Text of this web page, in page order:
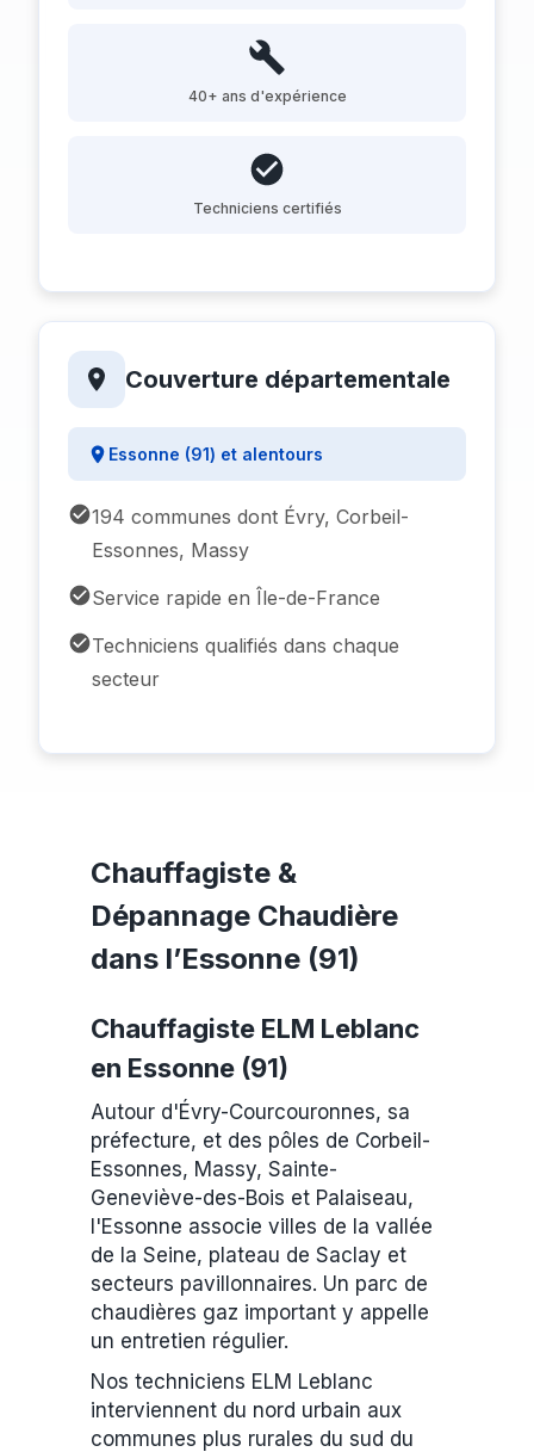
40+ ans d'expérience
Techniciens certifiés
Couverture départementale
Essonne (91) et alentours
194 communes dont Évry, Corbeil-
Essonnes, Massy
Service rapide en Île-de-France
Techniciens qualifiés dans chaque
secteur
Chauffagiste &
Dépannage Chaudière
dans l’Essonne (91)
Chauffagiste ELM Leblanc
en Essonne (91)
Autour d'Évry-Courcouronnes, sa
préfecture, et des pôles de Corbeil-
Essonnes, Massy, Sainte-
Geneviève-des-Bois et Palaiseau,
l'Essonne associe villes de la vallée
de la Seine, plateau de Saclay et
secteurs pavillonnaires. Un parc de
chaudières gaz important y appelle
un entretien régulier.
Nos techniciens ELM Leblanc
interviennent du nord urbain aux
communes plus rurales du sud du